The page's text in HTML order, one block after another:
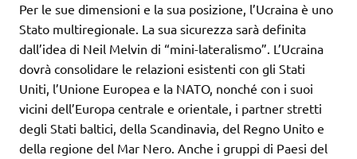
Per le sue dimensioni e la sua posizione, l’Ucraina è uno
Stato multiregionale. La sua sicurezza sarà definita
dall’idea di Neil Melvin di “mini-lateralismo”. L’Ucraina
dovrà consolidare le relazioni esistenti con gli Stati
Uniti, l’Unione Europea e la NATO, nonché con i suoi
vicini dell’Europa centrale e orientale, i partner stretti
degli Stati baltici, della Scandinavia, del Regno Unito e
della regione del Mar Nero. Anche i gruppi di Paesi del